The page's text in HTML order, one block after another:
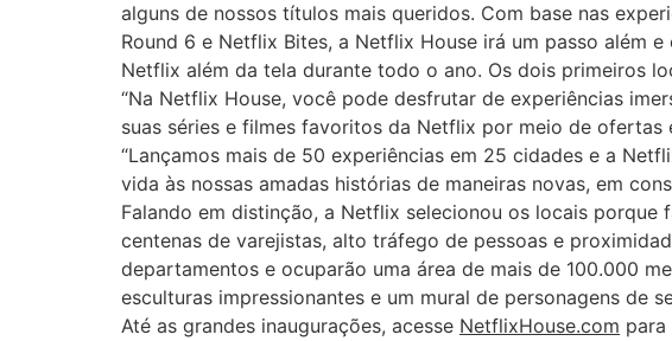
alguns de nossos títulos mais queridos. Com base nas
Round 6 e Netflix Bites, a Netflix House irá um passo além
Netflix além da tela durante todo o ano. Os dois primeiros
“Na Netflix House, você pode desfrutar de experiências
suas séries e filmes favoritos da Netflix por meio de
“Lançamos mais de 50 experiências em 25 cidades e a
vida às nossas amadas histórias de maneiras novas, em
Falando em distinção, a Netflix selecionou os locais
centenas de varejistas, alto tráfego de pessoas e
departamentos e ocuparão uma área de mais de 100.000
esculturas impressionantes e um mural de personagens de
Até as grandes inaugurações, acesse NetflixHouse.com